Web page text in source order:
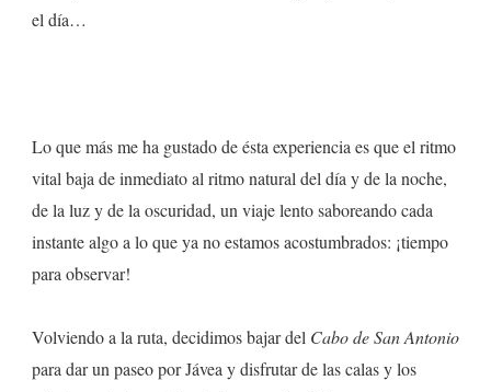
el día…
Lo que más me ha gustado de ésta experiencia es que el ritmo
vital baja de inmediato al ritmo natural del día y de la noche,
de la luz y de la oscuridad, un viaje lento saboreando cada
instante algo a lo que ya no estamos acostumbrados: ¡tiempo
para observar!
Volviendo a la ruta, decidimos bajar del Cabo de San Antonio
para dar un paseo por Jávea y disfrutar de las calas y los